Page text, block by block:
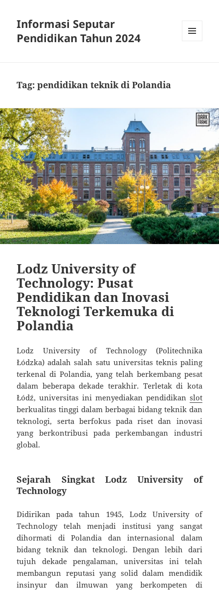
Informasi Seputar
Pendidikan Tahun 2024
Tag:pendidikan teknik di Polandia
Lodz University of
Technology: Pusat
Pendidikan dan Inovasi
Teknologi Terkemuka di
Polandia
Lodz University of Technology (Politechnika
Łódzka) adalah salah satu universitas teknis paling
terkenal di Polandia, yang telah berkembang pesat
dalam beberapa dekade terakhir. Terletak di kota
Łódź, universitas ini menyediakan pendidikan slot
berkualitas tinggi dalam berbagai bidang teknik dan
teknologi, serta berfokus pada riset dan inovasi
yang berkontribusi pada perkembangan industri
global.
Sejarah Singkat Lodz University of
Technology
Didirikan pada tahun 1945, Lodz University of
Technology telah menjadi institusi yang sangat
dihormati di Polandia dan internasional dalam
bidang teknik dan teknologi. Dengan lebih dari
tujuh dekade pengalaman, universitas ini telah
membangun reputasi yang solid dalam mendidik
insinyur dan ilmuwan yang berkompeten di